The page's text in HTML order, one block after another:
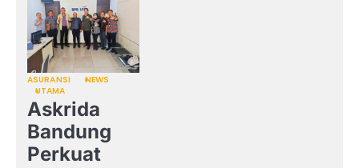
ASURANSI
NEWS
UTAMA
Askrida
Bandung
Perkuat